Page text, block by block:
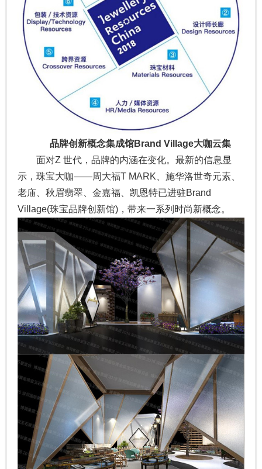
品牌创新概念集成馆Brand Village大咖云集
面对Z 世代，品牌的内涵在变化。最新的信息显
示，珠宝大咖——周大福T MARK、施华洛世奇元素、
老庙、秋眉翡翠、金嘉福、凯恩特已进驻Brand
Village(珠宝品牌创新馆)，带来一系列时尚新概念。